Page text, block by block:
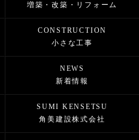
増築・改築・リフォーム
CONSTRUCTION
小さな工事
NEWS
新着情報
SUMI KENSETSU
角美建設株式会社